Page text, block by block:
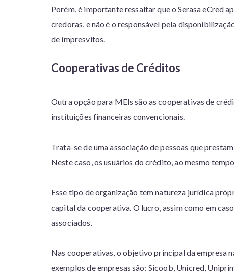
Porém, é importante ressaltar que o Serasa eCred
credoras, e não é o responsável pela
de impresvitos.
Cooperativas de Créditos
Outra opção para MEIs são as cooperativas de
instituições financeiras convencionais.
Trata-se de uma associação de pessoas que
Neste caso, os usuários do crédito, ao mesmo
Esse tipo de organização tem natureza jurídica
capital da cooperativa. O lucro, assim como em
associados.
Nas cooperativas, o objetivo principal da empresa
exemplos de empresas são: Sicoob, Unicred,